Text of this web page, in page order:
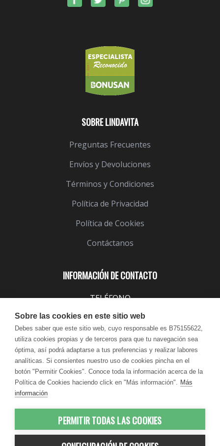
INFORMACIÓN DE CONTACTO
TELÉFONO
EMAIL
info@lindavita.com
HORARIO
Lun - Jue / 9:00 - 18:30
Vie / 9:00 - 17:30
SOBRE LINDAVITA
Preguntas Frecuentes
Envíos y Devoluciones
Términos y Condiciones
Política de Privacidad
Política de Cookies
Contáctanos
© 2012-2026 LindaVita - Todos los
Sobre las cookies en este sitio web
Debes saber que este sitio web, cuyo responsable es B75155622,
utiliza cookies propias y de terceros para que tu navegación sea
óptima, así podrá adaptarse a tus preferencias y realizar labores
analíticas. Si consientes nuestro uso de cookies pincha en el
botón "Permitir Cookies". Conoce toda la información acerca de la
Política de Cookies haciendo click en "Más información". Más
información
PERMITIR TODAS LAS COOKIES